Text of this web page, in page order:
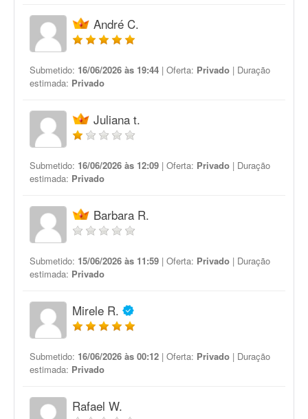
André C.
Submetido: 16/06/2026 às 19:44 | Oferta: Privado | Duração
estimada: Privado
Juliana t.
Submetido: 16/06/2026 às 12:09 | Oferta: Privado | Duração
estimada: Privado
Barbara R.
Submetido: 15/06/2026 às 11:59 | Oferta: Privado | Duração
estimada: Privado
Mirele R.
Submetido: 16/06/2026 às 00:12 | Oferta: Privado | Duração
estimada: Privado
Rafael W.